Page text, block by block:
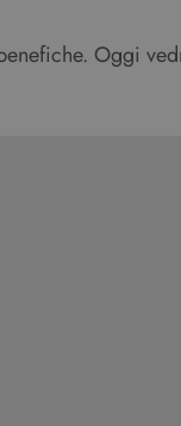
Oggi